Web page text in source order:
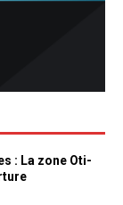
: La zone Oti-